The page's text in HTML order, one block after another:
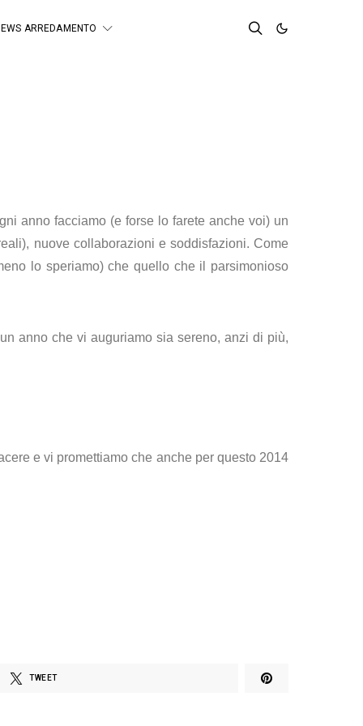
ARREDAMENTO
anno facciamo (e forse lo farete anche voi) un
nuove collaborazioni e soddisfazioni. Come
lo speriamo) che quello che il parsimonioso
anno che vi auguriamo sia sereno, anzi di più,
e vi promettiamo che anche per questo 2014
TWEET